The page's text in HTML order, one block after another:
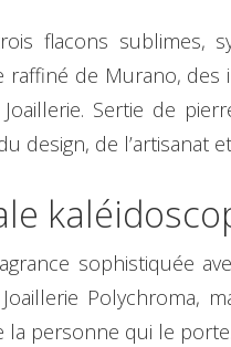
flacons sublimes,
raffiné de Murano,
Sertie de
de l’artisanat
sophistiquée
Polychroma,
la personne qui le porte.